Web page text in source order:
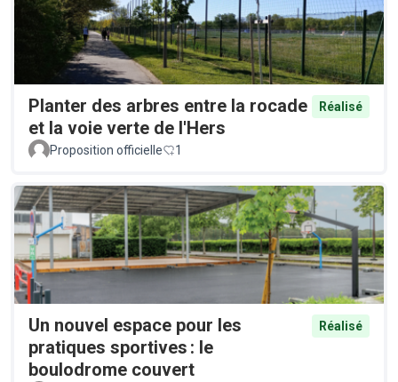
Planter des arbres entre la rocade
et la voie verte de l'Hers
Réalisé
Proposition officielle 1
Un nouvel espace pour les
pratiques sportives : le
boulodrome couvert
Réalisé